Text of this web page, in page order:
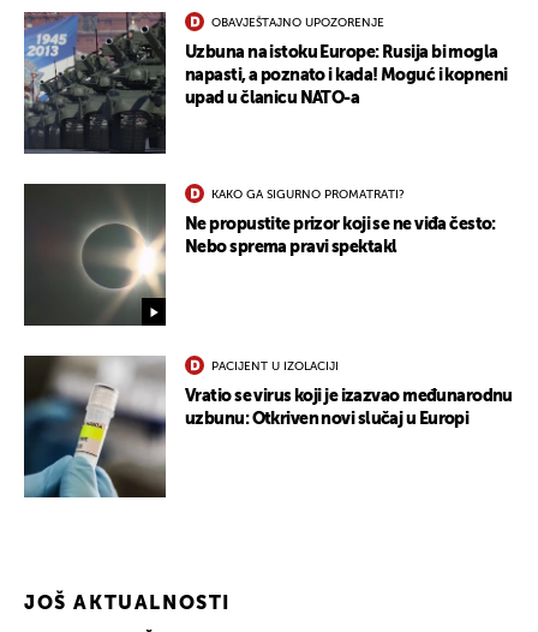
OBAVJEŠTAJNO UPOZORENJE
Uzbuna na istoku Europe: Rusija bi mogla
napasti, a poznato i kada! Moguć i kopneni
upad u članicu NATO-a
KAKO GA SIGURNO PROMATRATI?
Ne propustite prizor koji se ne viđa često:
Nebo sprema pravi spektakl
PACIJENT U IZOLACIJI
Vratio se virus koji je izazvao međunarodnu
uzbunu: Otkriven novi slučaj u Europi
JOŠ AKTUALNOSTI